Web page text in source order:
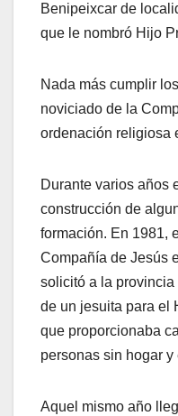
Benipeixcar de
que le nombró Hijo
Nada más cumplir
noviciado de la
ordenación religiosa
Durante varios años
construcción de
formación. En 1981,
Compañía de Jesús
solicitó a la
de un jesuita para el
que proporcionaba
personas sin hogar
Aquel mismo año